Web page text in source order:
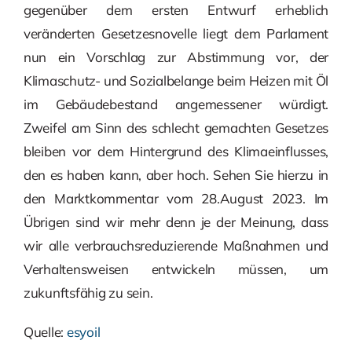
gegenüber dem ersten Entwurf erheblich
veränderten Gesetzesnovelle liegt dem Parlament
nun ein Vorschlag zur Abstimmung vor, der
Klimaschutz- und Sozialbelange beim Heizen mit Öl
im Gebäudebestand angemessener würdigt.
Zweifel am Sinn des schlecht gemachten Gesetzes
bleiben vor dem Hintergrund des Klimaeinflusses,
den es haben kann, aber hoch. Sehen Sie hierzu in
den Marktkommentar vom 28.August 2023. Im
Übrigen sind wir mehr denn je der Meinung, dass
wir alle verbrauchsreduzierende Maßnahmen und
Verhaltensweisen entwickeln müssen, um
zukunftsfähig zu sein.
Quelle: esyoil